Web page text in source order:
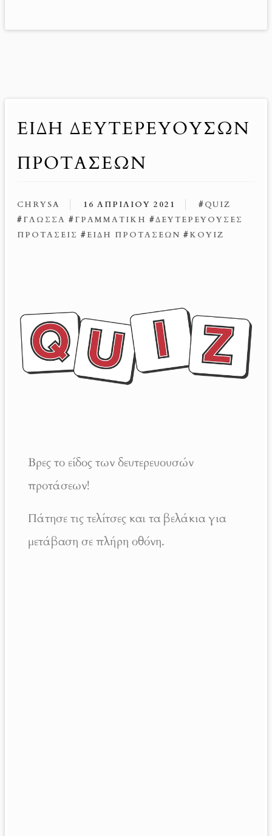
ΕΊΔΗ ΔΕΥΤΕΡΕΥΟΥΣΏΝ
ΠΡΟΤΆΣΕΩΝ
CHRYSA 16 ΑΠΡΙΛΊΟΥ 2021 #QUIZ
#ΓΛΏΣΣΑ #ΓΡΑΜΜΑΤΙΚΉ #ΔΕΥΤΕΡΕΎΟΥΣΕΣ
ΠΡΟΤΆΣΕΙΣ #ΕΊΔΗ ΠΡΟΤΆΣΕΩΝ #ΚΟΥΊΖ
Βρες το είδος των δευτερευουσών
προτάσεων!
Πάτησε τις τελίτσες και τα βελάκια για
μετάβαση σε πλήρη οθόνη.